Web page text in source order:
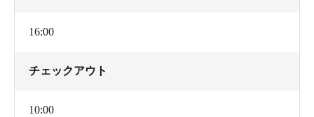
16:00
チェックアウト
10:00